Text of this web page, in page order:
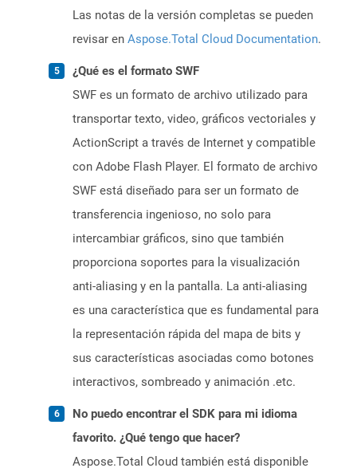
Las notas de la versión completas se pueden
revisar en Aspose.Total Cloud Documentation.
¿Qué es el formato SWF
SWF es un formato de archivo utilizado para
transportar texto, video, gráficos vectoriales y
ActionScript a través de Internet y compatible
con Adobe Flash Player. El formato de archivo
SWF está diseñado para ser un formato de
transferencia ingenioso, no solo para
intercambiar gráficos, sino que también
proporciona soportes para la visualización
anti-aliasing y en la pantalla. La anti-aliasing
es una característica que es fundamental para
la representación rápida del mapa de bits y
sus características asociadas como botones
interactivos, sombreado y animación .etc.
No puedo encontrar el SDK para mi idioma
favorito. ¿Qué tengo que hacer?
Aspose.Total Cloud también está disponible